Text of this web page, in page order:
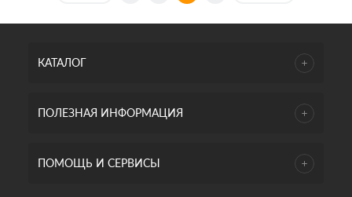
КАТАЛОГ
ПОЛЕЗНАЯ ИНФОРМАЦИЯ
ПОМОЩЬ И СЕРВИСЫ